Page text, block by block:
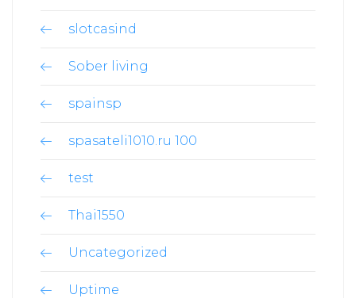
slotcasind
Sober living
spainsp
spasateli1010.ru 100
test
Thai1550
Uncategorized
Uptime